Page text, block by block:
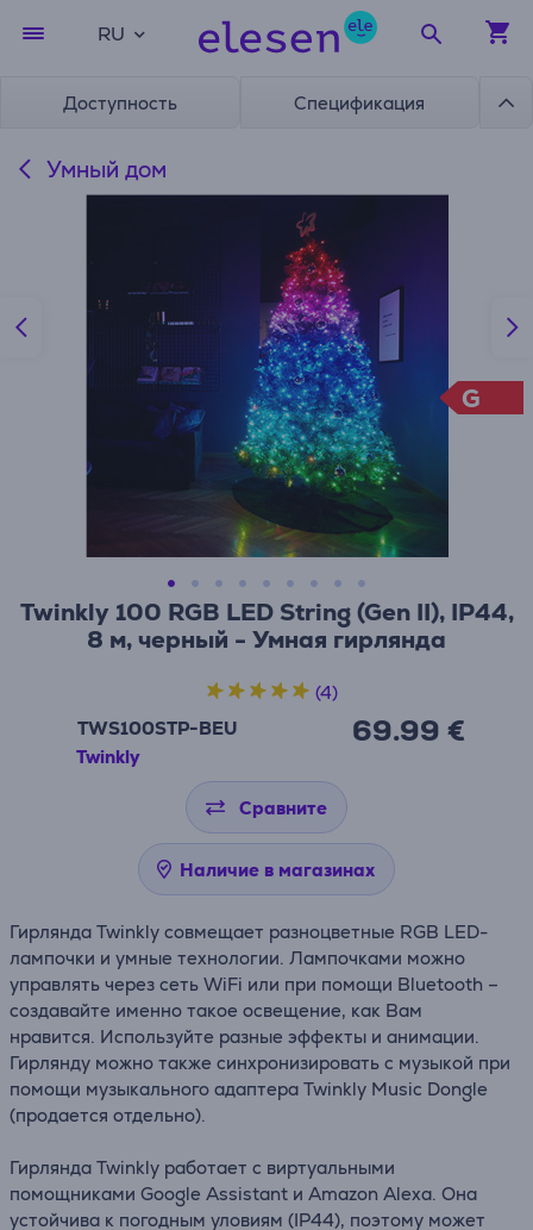
RU
Доступность Спецификация
Умный дом
Twinkly 100 RGB LED String (Gen II), IP44,
8 м, черный - Умная гирлянда
TWS100STP-BEU
Twinkly
69.99 €
(4)
Сравните
Наличие в магазинах
Гирлянда Twinkly совмещает разноцветные RGB LED-
лампочки и умные технологии. Лампочками можно
управлять через сеть WiFi или при помощи Bluetooth –
создавайте именно такое освещение, как Вам
нравится. Используйте разные эффекты и анимации.
Гирлянду можно также синхронизировать с музыкой при
помощи музыкального адаптера Twinkly Music Dongle
(продается отдельно).
Гирлянда Twinkly работает с виртуальными
помощниками Google Assistant и Amazon Alexa. Она
устойчива к погодным уловиям (IP44), поэтому может
G